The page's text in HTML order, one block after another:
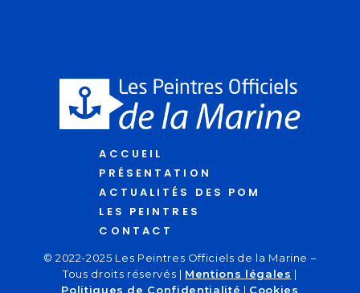
ACCUEIL
PRÉSENTATION
ACTUALITÉS DES POM
LES PEINTRES
CONTACT
© 2022-2025 Les Peintres Officiels de la Marine –
Tous droits réservés | Mentions légales |
Politiques de Confidentialité | Cookies